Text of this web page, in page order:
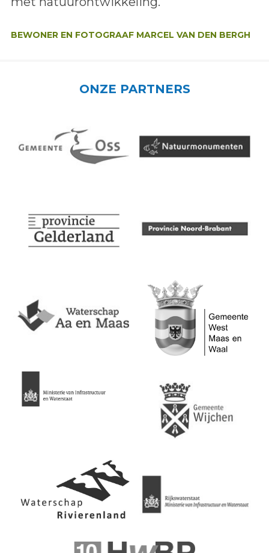
BEWONER EN FOTOGRAAF MARCEL VAN DEN BERGH
ONZE PARTNERS